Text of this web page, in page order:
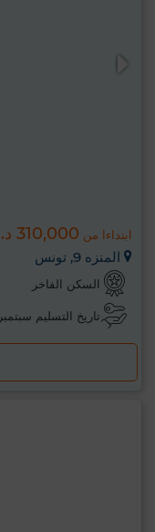
ابتداءا من 310,000 د.ت
المنزه 9, تونس
السكن الفاخر
تاريخ التسليم سبتمبر 2026